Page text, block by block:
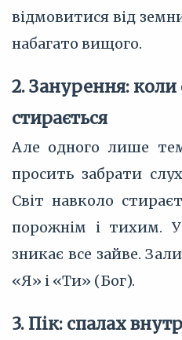
відмовитися від
набагато вищого.
2. Занурення: коли
стирається
Але одного лише
просить забрати
Світ навколо
порожнім і тихим. У
зникає все зайве.
«Я» і «Ти» (Бог).
3. Пік: спалах